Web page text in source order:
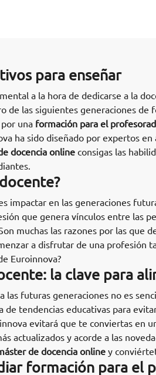
para enseñar
a la hora de dedicarse a la
de las siguientes generaciones de
una formación para el
ha sido diseñado por expertos
docencia onlineconsigas las
impactar en las generaciones
que genera vínculos entre las
muchas las razones por las que
a disfrutar de una profesión
Euroinnova?
la clave para
las futuras generaciones no es
de tendencias educativas para
evitará que te conviertas en
actualizados y acorde a las
de docencia onliney
formación para el